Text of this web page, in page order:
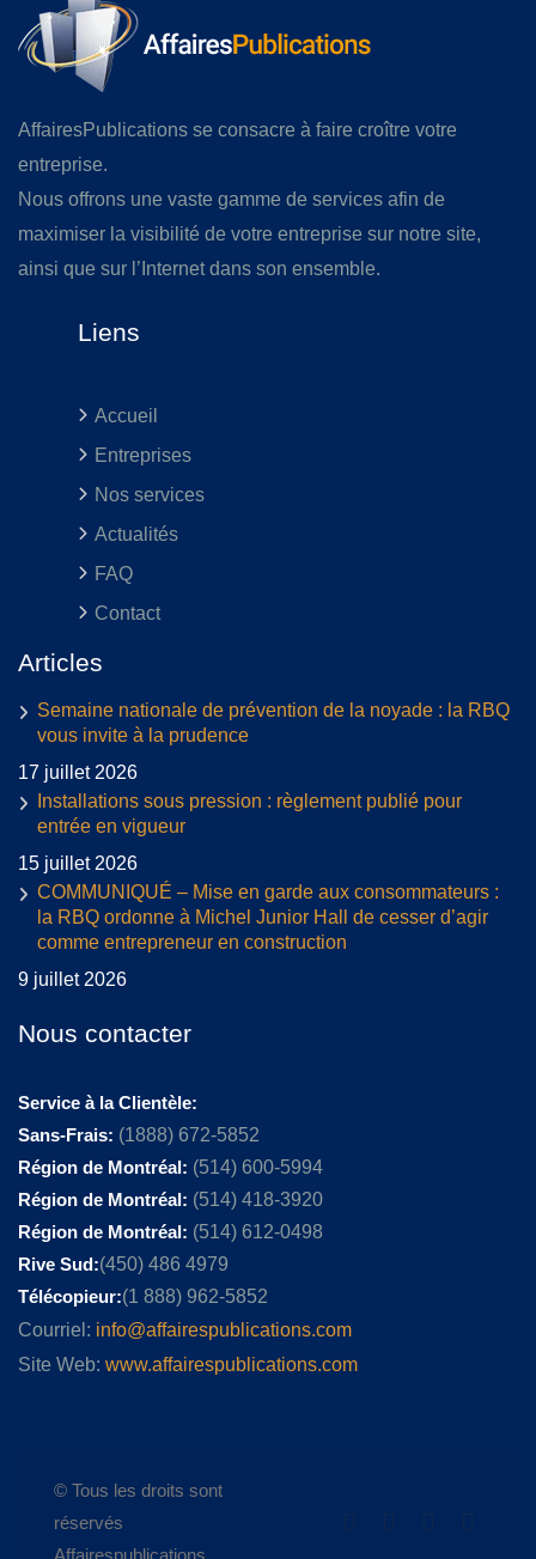
AffairesPublications se consacre à faire croître votre
entreprise.
Nous offrons une vaste gamme de services afin de
maximiser la visibilité de votre entreprise sur notre site,
ainsi que sur l’Internet dans son ensemble.
Liens
Accueil
Entreprises
Nos services
Actualités
FAQ
Contact
Articles
Semaine nationale de prévention de la noyade : la RBQ
vous invite à la prudence
17 juillet 2026
Installations sous pression : règlement publié pour
entrée en vigueur
15 juillet 2026
COMMUNIQUÉ – Mise en garde aux consommateurs :
la RBQ ordonne à Michel Junior Hall de cesser d’agir
comme entrepreneur en construction
9 juillet 2026
Nous contacter
Service à la Clientèle:
Sans-Frais: (1888) 672-5852
Région de Montréal: (514) 600-5994
Région de Montréal: (514) 418-3920
Région de Montréal: (514) 612-0498
Rive Sud:(450) 486 4979
Télécopieur:(1 888) 962-5852
Courriel: info@affairespublications.com
Site Web: www.affairespublications.com
© Tous les droits sont
réservés
Affairespublications.